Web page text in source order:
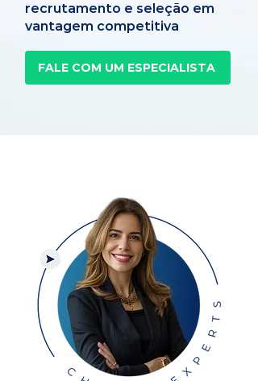
recrutamento e seleção em
vantagem competitiva
FALE COM UM ESPECIALISTA